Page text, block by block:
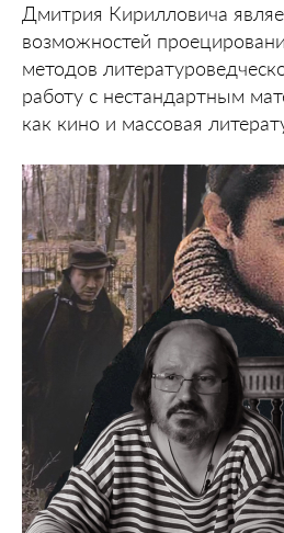
Дмитрия Кирилловича
возможностей
методов
работу с нестандартным
как кино и массовая